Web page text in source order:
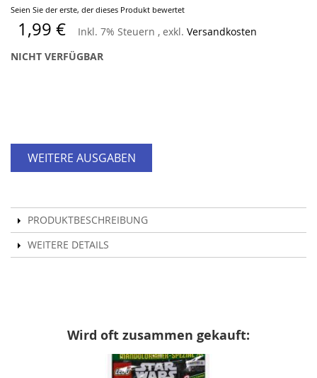
Seien Sie der erste, der dieses Produkt bewertet
1,99 € Inkl. 7% Steuern , exkl. Versandkosten
NICHT VERFÜGBAR
WEITERE AUSGABEN
PRODUKTBESCHREIBUNG
WEITERE DETAILS
Zum
Anfang
der
Bildergalerie
springen
Wird oft zusammen gekauft: